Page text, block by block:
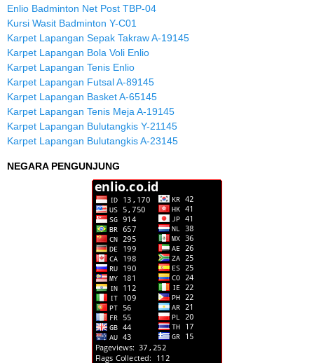
Enlio Badminton Net Post TBP-04
Kursi Wasit Badminton Y-C01
Karpet Lapangan Sepak Takraw A-19145
Karpet Lapangan Bola Voli Enlio
Karpet Lapangan Tenis Enlio
Karpet Lapangan Futsal A-89145
Karpet Lapangan Basket A-65145
Karpet Lapangan Tenis Meja A-19145
Karpet Lapangan Bulutangkis Y-21145
Karpet Lapangan Bulutangkis A-23145
NEGARA PENGUNJUNG